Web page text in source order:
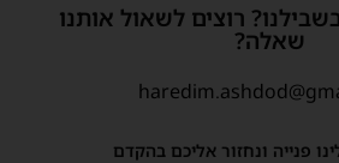
רוצים לשאול אותנו
שאלה?
פנייה ונחזור אליכם בהקדם